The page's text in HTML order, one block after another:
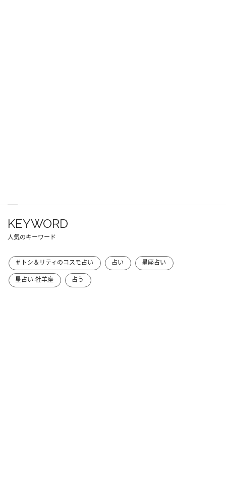
KEYWORD
人気のキーワード
＃トシ＆リティのコスモ占い 占い
星座占い
星占い-牡羊座
占う